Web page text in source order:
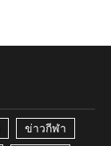
ข่าวกีฬา